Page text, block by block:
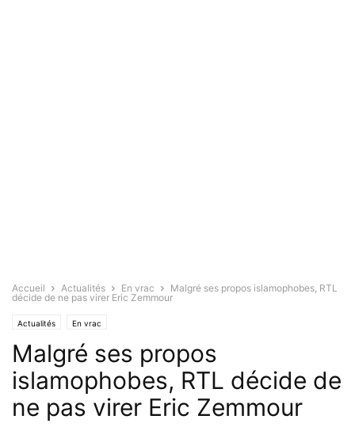
Accueil Actualités En vrac
Malgré ses propos islamophobes, RTL
décide de ne pas virer Eric Zemmour
Actualités En vrac
Malgré ses propos
islamophobes, RTL décide de
ne pas virer Eric Zemmour